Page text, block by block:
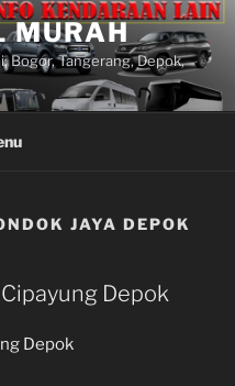
MURAH
Bogor, Tangerang, Depok,
JAYA DEPOK
Depok
Depok